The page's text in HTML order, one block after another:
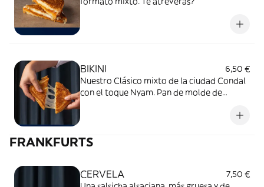
BIKINI
6,50 €
Nuestro Clásico mixto de la ciudad Condal
con el toque Nyam. Pan de molde de
FRANKFURTS
CERVELA
7,50 €